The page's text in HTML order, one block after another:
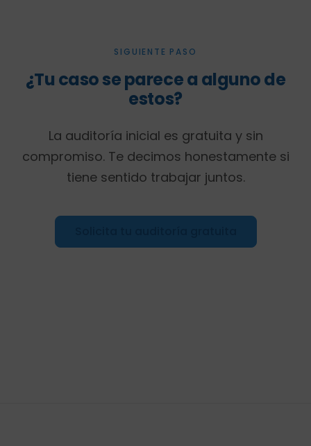
SIGUIENTE PASO
¿Tu caso se parece a alguno de
estos?
La auditoría inicial es gratuita y sin
compromiso. Te decimos honestamente si
tiene sentido trabajar juntos.